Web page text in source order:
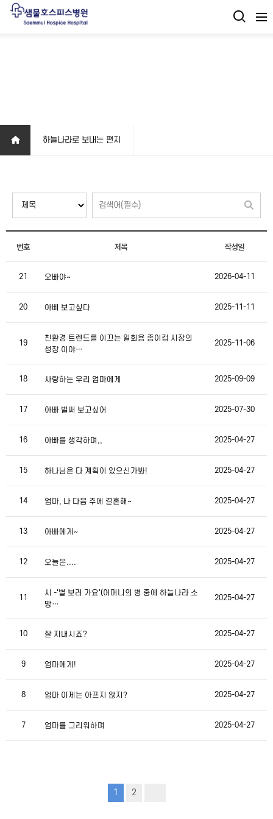
하늘나라로 보내는 편지
번호 제목 작성일
21 오빠야~ 2026-04-11
20 아삐 보고싶다 2025-11-11
19
친환경 트렌드를 이끄는 일회용 종이컵 시장의
성장 이야…
2025-11-06
18 사랑하는 우리 엄마에게 2025-09-09
17 아빠 벌써 보고싶어 2025-07-30
16 아빠를 생각하며,, 2025-04-27
15 하나님은 다 계획이 있으신가봐! 2025-04-27
14 엄마, 나 다음 주에 결혼해~ 2025-04-27
13 아빠에게~ 2025-04-27
12 오늘은.... 2025-04-27
11
시 -'별 보러 가요'(어머니의 병 중에 하늘나라 소
망…
2025-04-27
10 잘 지내시죠? 2025-04-27
9 엄마에게! 2025-04-27
8 엄마 이제는 아프지 않지? 2025-04-27
7 엄마를 그리워하며 2025-04-27
1 2